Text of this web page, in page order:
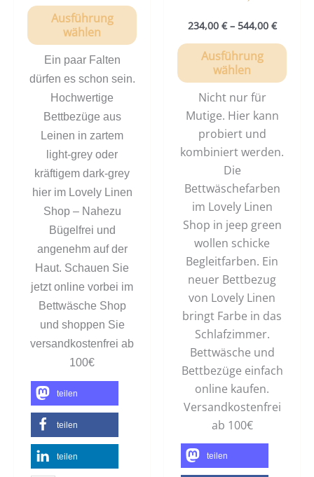
Ausführung
wählen
Ein paar Falten
dürfen es schon sein.
Hochwertige
Bettbezüge aus
Leinen in zartem
light-grey oder
kräftigem dark-grey
hier im Lovely Linen
Shop – Nahezu
Bügelfrei und
angenehm auf der
Haut. Schauen Sie
jetzt online vorbei im
Bettwäsche Shop
und shoppen Sie
versandkostenfrei ab
100€
teilen
teilen
teilen
234,00 €– 544,00 €
Ausführung
wählen
Nicht nur für
Mutige. Hier kann
probiert und
kombiniert werden.
Die
Bettwäschefarben
im Lovely Linen
Shop in jeep green
wollen schicke
Begleitfarben. Ein
neuer Bettbezug
von Lovely Linen
bringt Farbe in das
Schlafzimmer.
Bettwäsche und
Bettbezüge einfach
online kaufen.
Versandkostenfrei
ab 100€
teilen